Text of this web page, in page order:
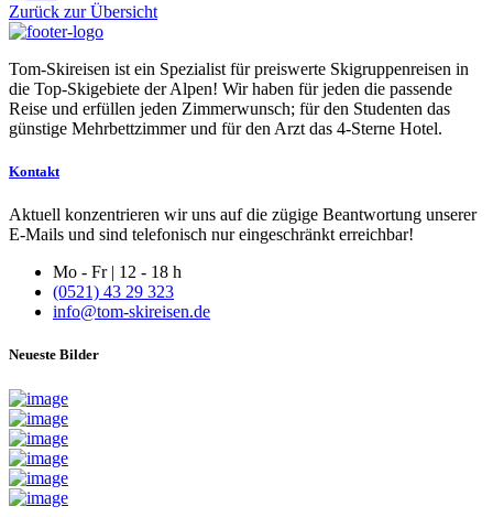
Zurück zur Übersicht
Tom-Skireisen ist ein Spezialist für preiswerte Skigruppenreisen in
die Top-Skigebiete der Alpen! Wir haben für jeden die passende
Reise und erfüllen jeden Zimmerwunsch; für den Studenten das
günstige Mehrbettzimmer und für den Arzt das 4-Sterne Hotel.
Kontakt
Aktuell konzentrieren wir uns auf die zügige Beantwortung unserer
E-Mails und sind telefonisch nur eingeschränkt erreichbar!
Mo - Fr | 12 - 18 h
(0521) 43 29 323
info@tom-skireisen.de
Neueste Bilder